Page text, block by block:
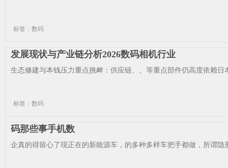
标签：数码
发展现状与产业链分析2026数码相机行业
生态修建与本钱压力重点挑衅：供应链、。等重点部件仍高度依赖
标签：数码
码那些事手机数
企真的得留心了现正在的新能源车，的多种多样车把手都做，所谓